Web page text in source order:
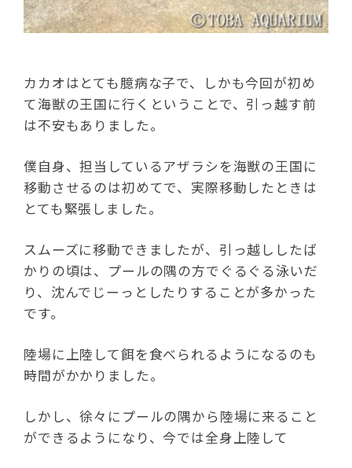
カカオはとても臆病な子で、しかも今回が初め
て海獣の王国に行くということで、引っ越す前
は不安もありました。
僕自身、担当しているアザラシを海獣の王国に
移動させるのは初めてで、実際移動したときは
とても緊張しました。
スムーズに移動できましたが、引っ越ししたば
かりの頃は、プールの隅の方でぐるぐる泳いだ
り、沈んでじーっとしたりすることが多かった
です。
陸場に上陸して餌を食べられるようになるのも
時間がかかりました。
しかし、徐々にプールの隅から陸場に来ること
ができるようになり、今では全身上陸して